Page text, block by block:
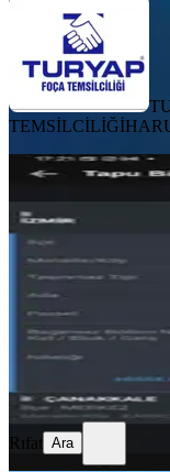
TEMSİLCİLİĞİ
Rıfat
Ara
Rıfat Ara